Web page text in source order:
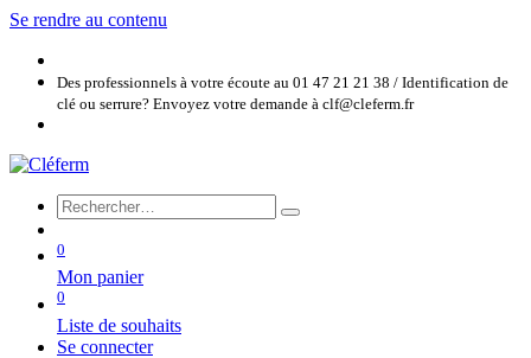
Se rendre au contenu
Des professionnels à votre écoute au 01 47 21 21 38 / Identification de
clé ou serrure? Envoyez votre demande à clf@cleferm.fr
0
Mon panier
0
Liste de souhaits
Se connecter